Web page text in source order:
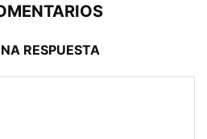
RESPUESTA